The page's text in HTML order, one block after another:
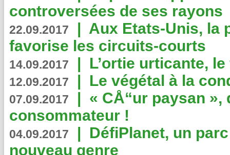
controversées de ses rayons
22.09.2017 | Aux Etats-Unis, la
favorise les circuits-courts
14.09.2017 | L’ortie urticante,
12.09.2017 | Le végétal à la
07.09.2017 | « CÅ“ur paysan
consommateur !
04.09.2017 | DéfiPlanet, un
nouveau genre